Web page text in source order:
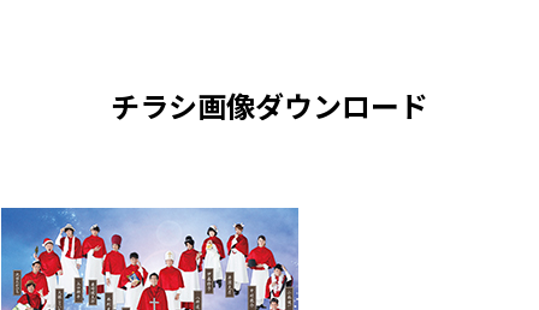
チラシ画像ダウンロード